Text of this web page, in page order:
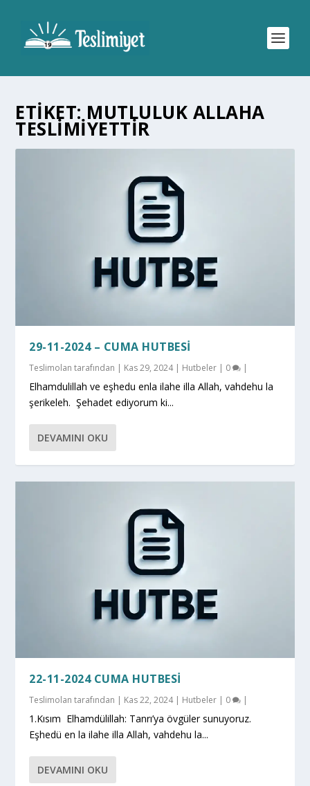
ETIKET: MUTLULUK ALLAHA
TESLIMIYETTIR
29-11-2024 – CUMA HUTBESI
Teslimolan tarafından | Kas 29, 2024| Hutbeler | 0 |
Elhamdulillah ve eşhedu enla ilahe illa Allah, vahdehu la
şerikeleh. Şehadet ediyorum ki...
DEVAMINI OKU
22-11-2024 CUMA HUTBESI
Teslimolan tarafından | Kas 22, 2024| Hutbeler | 0 |
1.Kısım Elhamdülillah: Tanrı’ya övgüler sunuyoruz.
Eşhedü en la ilahe illa Allah, vahdehu la...
DEVAMINI OKU